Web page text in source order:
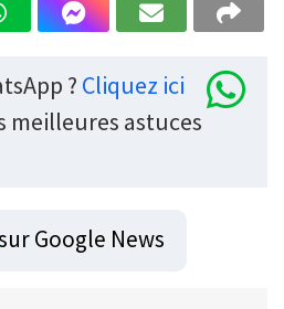
? Cliquez ici
meilleures astuces
Google News